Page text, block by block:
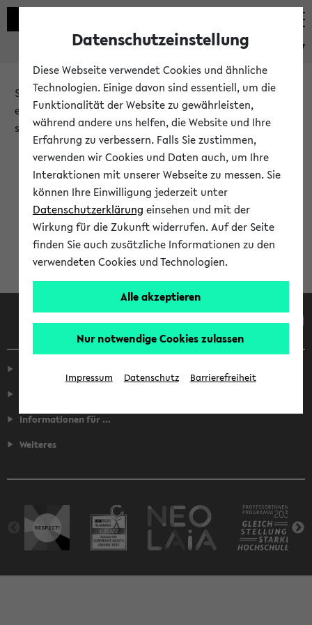
eKVV
Sie möchten auf eine eKVV Funktion zugreifen, die Ihnen
erst nach einer Anmeldung am System zur Verfügung
steht.
Bitte melden Sie sich an:
Anmeldung am eKVV
Informationen für ...
Weiteres
Datenschutzeinstellung
Diese Webseite verwendet Cookies und ähnliche
Technologien. Einige davon sind essentiell, um die
Funktionalität der Website zu gewährleisten,
während andere uns helfen, die Website und Ihre
Erfahrung zu verbessern. Falls Sie zustimmen,
verwenden wir Cookies und Daten auch, um Ihre
Interaktionen mit unserer Webseite zu messen. Sie
können Ihre Einwilligung jederzeit unter
Datenschutzerklärung einsehen und mit der
Wirkung für die Zukunft widerrufen. Auf der Seite
finden Sie auch zusätzliche Informationen zu den
verwendeten Cookies und Technologien.
Alle akzeptieren
Nur notwendige Cookies zulassen
Impressum Datenschutz Barrierefreiheit